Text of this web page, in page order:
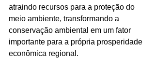
atraindo recursos para a proteção do
meio ambiente, transformando a
conservação ambiental em um fator
importante para a própria prosperidade
econômica regional.